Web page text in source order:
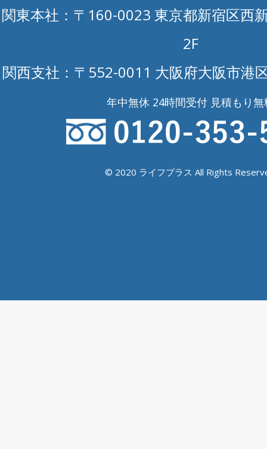
関東本社：〒160-0023 東京都新宿区西
2F
関西支社：〒552-0011 大阪府大阪市港
年中無休 24時間受付 見積もり無
© 2020 ライフプラス All Rights